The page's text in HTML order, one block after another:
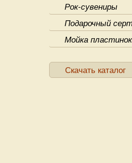
Рок-сувениры
Подарочный
Мойка пластинок
Скачать каталог